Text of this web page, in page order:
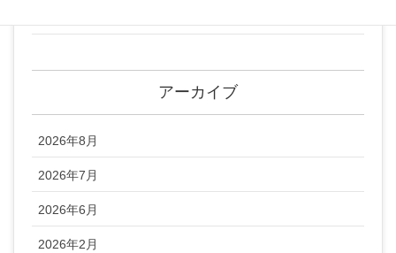
アーカイブ
2026年8月
2026年7月
2026年6月
2026年2月